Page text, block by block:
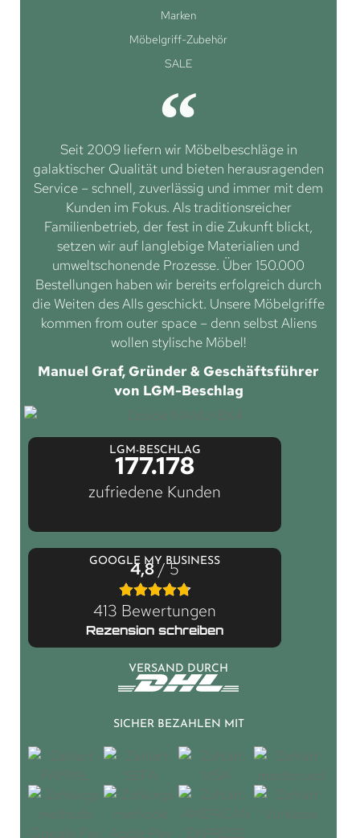
Marken
Möbelgriff-Zubehör
SALE
Seit 2009 liefern wir Möbelbeschläge in
galaktischer Qualität und bieten herausragenden
Service – schnell, zuverlässig und immer mit dem
Kunden im Fokus. Als traditionsreicher
Familienbetrieb, der fest in die Zukunft blickt,
setzen wir auf langlebige Materialien und
umweltschonende Prozesse. Über 150.000
Bestellungen haben wir bereits erfolgreich durch
die Weiten des Alls geschickt. Unsere Möbelgriffe
kommen from outer space – denn selbst Aliens
wollen stylische Möbel!
Manuel Graf, Gründer & Geschäftsführer
von LGM-Beschlag
LGM-BESCHLAG
177.178
zufriedene Kunden
GOOGLE MY BUSINESS
4,8/ 5
413 Bewertungen
Rezension schreiben
VERSAND DURCH
SICHER BEZAHLEN MIT